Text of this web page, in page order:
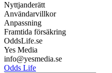
Nyttjanderätt
Användarvillkor
Anpassning
Framtida försäkring
OddsLife.se
Yes Media
info@yesmedia.se
Odds Life